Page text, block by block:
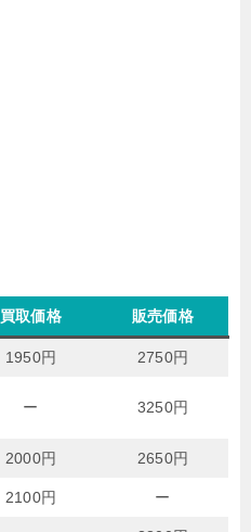
買取価格 販売価格
1950円 2750円
ー 3250円
2000円 2650円
2100円 ー